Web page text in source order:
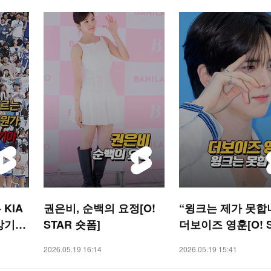
KIA
아’
권은비, 순백의 요정[O!
STAR 숏폼]
2026.05.19 16:14
“윙크는 제가 못
더보이즈 영훈[O!
2026.05.19 15:41